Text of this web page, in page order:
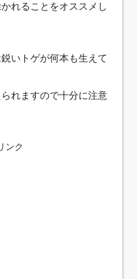
れることをオススメし
いトゲが何本も生えて
れますので十分に注意
ンク